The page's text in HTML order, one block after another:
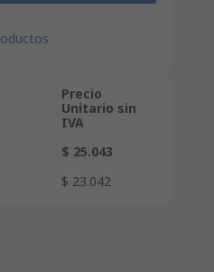
Precio
Unitario sin
IVA
$ 25.043
$ 23.042